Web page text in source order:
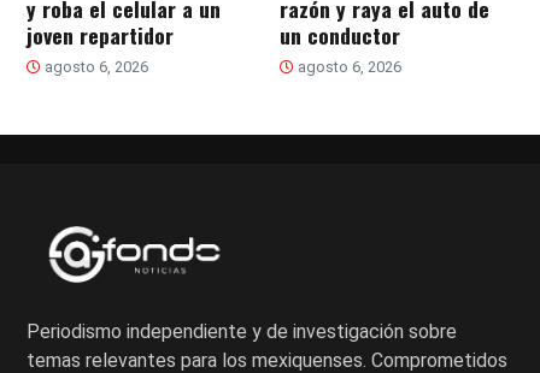
y roba el celular a un
joven repartidor
agosto 6, 2026
razón y raya el auto de
un conductor
agosto 6, 2026
Periodismo independiente y de investigación sobre
temas relevantes para los mexiquenses. Comprometidos